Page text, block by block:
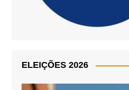
ELEIÇÕES 2026